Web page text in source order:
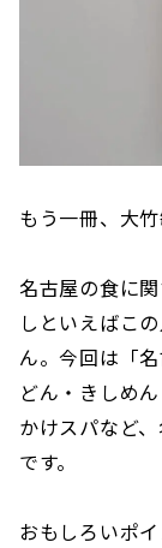
もう一冊、大
名古屋の食に
しといえばこ
ん。今回は「
どん・きしめ
かけスパなど
です。
おもしろいポ